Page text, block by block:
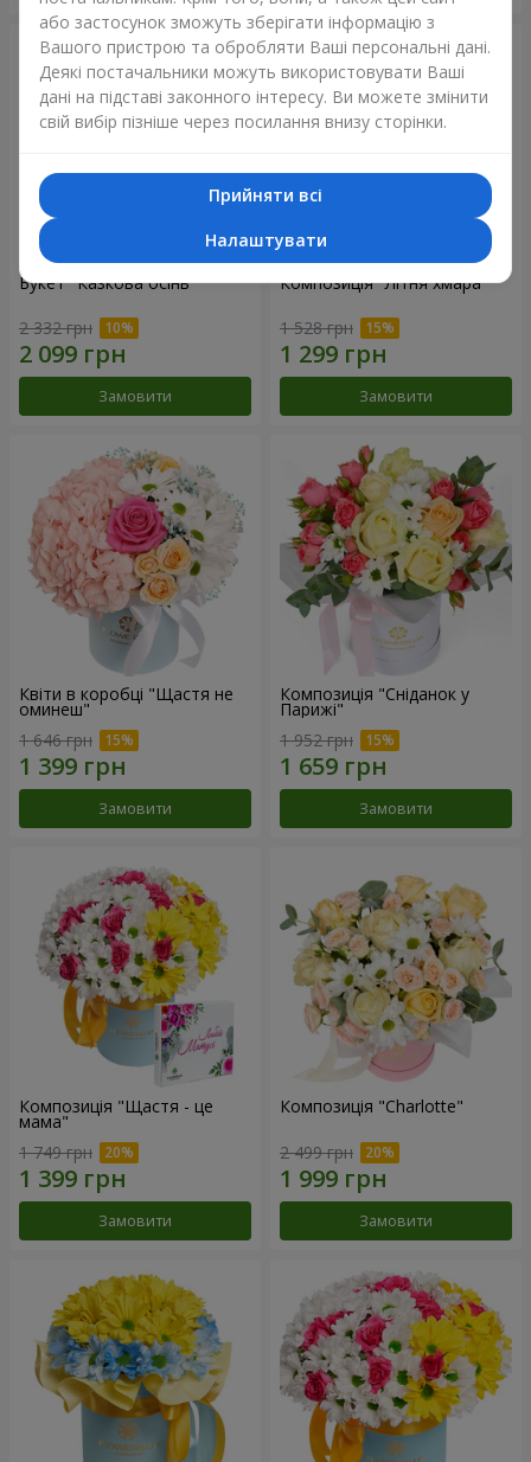
Букет "Казкова осінь"
2 332 грн
Замовити
Композиція "Літня хмара"
1 528 грн
Замовити
Квіти в коробці "Щастя не
оминеш"
1 646 грн
Замовити
Композиція "Сніданок у
Парижі"
1 952 грн
Замовити
Композиція "Щастя - це
мама"
1 749 грн
Замовити
Композиція "Charlotte"
2 499 грн
Замовити
або застосунок зможуть зберігати інформацію з
Вашого пристрою та обробляти Ваші персональні дані.
Деякі постачальники можуть використовувати Ваші
дані на підставі законного інтересу. Ви можете змінити
свій вибір пізніше через посилання внизу сторінки.
Прийняти всі
Налаштувати